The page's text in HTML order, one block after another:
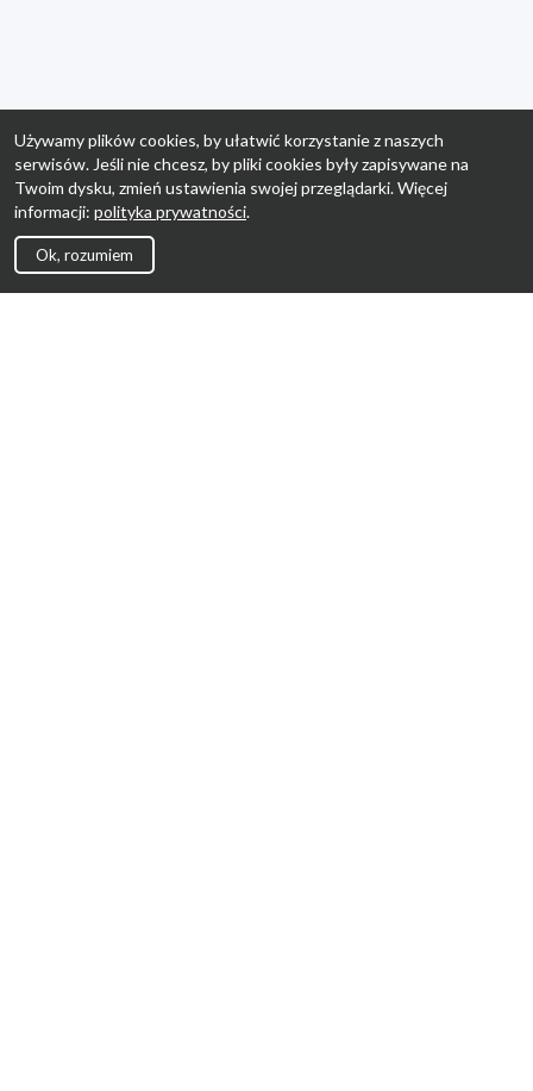
Używamy plików cookies, by ułatwić korzystanie z naszych
serwisów. Jeśli nie chcesz, by pliki cookies były zapisywane na
Twoim dysku, zmień ustawienia swojej przeglądarki. Więcej
informacji: polityka prywatności.
Ok, rozumiem